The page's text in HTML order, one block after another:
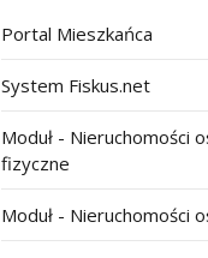
Portal Mieszkańca
System Fiskus.net
Moduł - Nieruchomości
fizyczne
Moduł - Nieruchomości